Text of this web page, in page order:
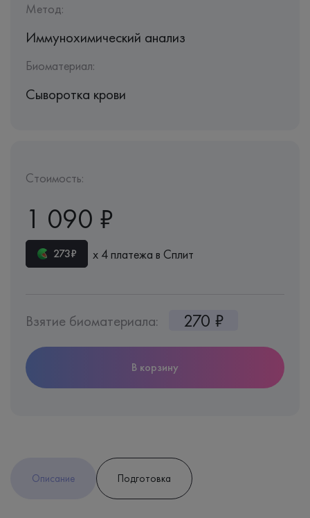
Метод:
Иммунохимический анализ
Биоматериал:
Сыворотка крови
Стоимость:
1 090 ₽
273₽ х 4 платежа в Сплит
Взятие биоматериала: 270 ₽
В корзину
Описание Подготовка